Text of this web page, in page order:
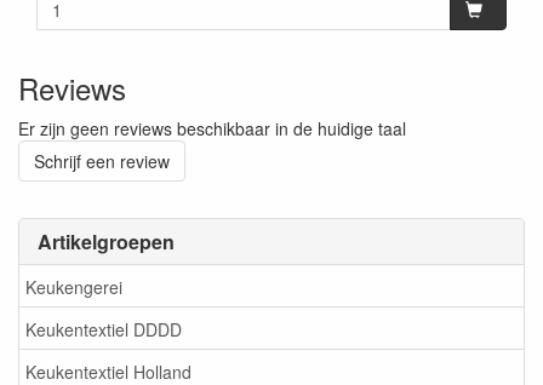
Artikelgroepen
Keukengerei
Keukentextiel DDDD
Keukentextiel Holland
Reviews
Er zijn geen reviews beschikbaar in de huidige taal
Schrijf een review